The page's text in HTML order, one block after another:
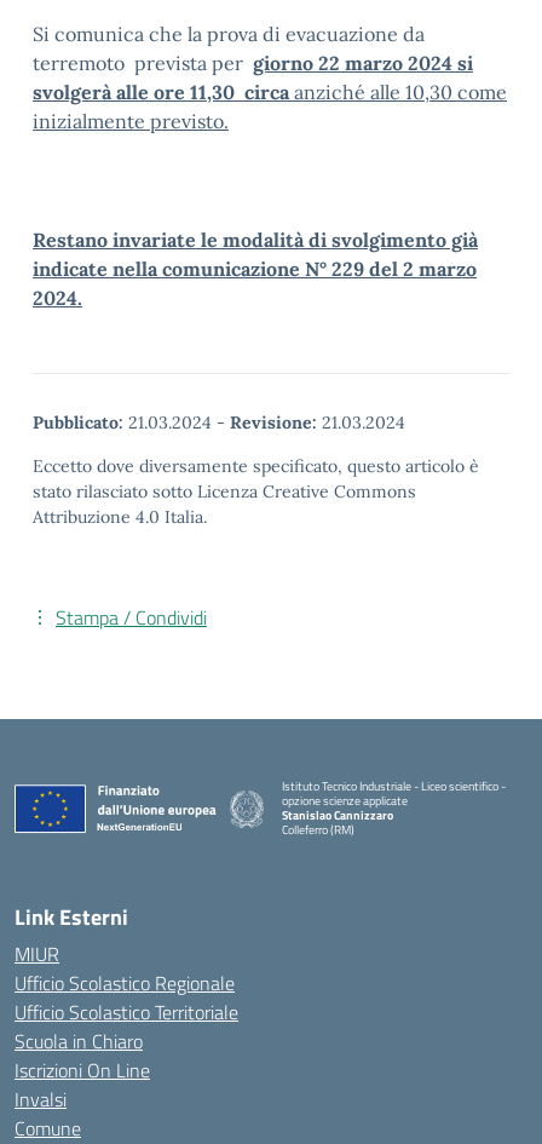
Si comunica che la prova di evacuazione da
terremoto prevista per giorno 22 marzo 2024 si
svolgerà alle ore 11,30 circaanziché alle 10,30 come
inizialmente previsto.
Restano invariate le modalità di svolgimento già
indicate nella comunicazione N° 229 del 2 marzo
2024.
Pubblicato: 21.03.2024 - Revisione: 21.03.2024
Eccetto dove diversamente specificato, questo articolo è
stato rilasciato sotto Licenza Creative Commons
Attribuzione 4.0 Italia.
Stampa / Condividi
Istituto Tecnico Industriale - Liceo scientifico -
opzione scienze applicate
Stanislao Cannizzaro
Colleferro (RM)
Link Esterni
MIUR
Ufficio Scolastico Regionale
Ufficio Scolastico Territoriale
Scuola in Chiaro
Iscrizioni On Line
Invalsi
Comune